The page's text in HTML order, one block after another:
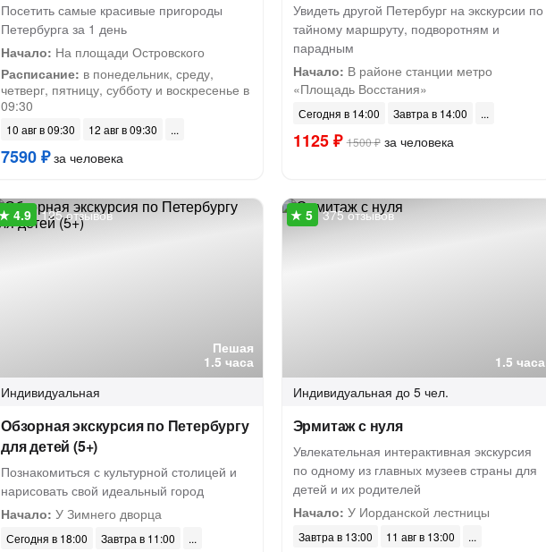
Посетить самые красивые пригороды
Петербурга за 1 день
Начало: На площади Островского
Расписание: в понедельник, среду,
четверг, пятницу, субботу и воскресенье в
09:30
10 авг в 09:30 12 авг в 09:30
7590 ₽за человека
Увидеть другой Петербург на экскурсии по
тайному маршруту, подворотням и
парадным
Начало: В районе станции метро
«Площадь Восстания»
Сегодня в 14:00 Завтра в 14:00
1125 ₽ 1500 ₽за человека
Пешая
1.5 часа
125 отзывов
Индивидуальная
Обзорная экскурсия по Петербургу
для детей (5+)
Познакомиться с культурной столицей и
нарисовать свой идеальный город
Начало: У Зимнего дворца
Сегодня в 18:00
Завтра в 11:00
1.5 часа
375 отзывов
Индивидуальная до 5 чел.
Эрмитаж с нуля
Увлекательная интерактивная экскурсия
по одному из главных музеев страны для
детей и их родителей
Начало: У Иорданской лестницы
Завтра в 13:00
11 авг в 13:00